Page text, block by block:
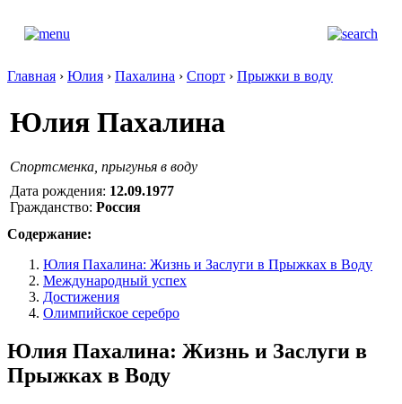
Главная › Юлия › Пахалина › Спорт › Прыжки в воду
Юлия Пахалина
Спортсменка, прыгунья в воду
Дата рождения: 12.09.1977
Гражданство: Россия
Содержание:
Юлия Пахалина: Жизнь и Заслуги в Прыжках в Воду
Международный успех
Достижения
Олимпийское серебро
Юлия Пахалина: Жизнь и Заслуги в
Прыжках в Воду